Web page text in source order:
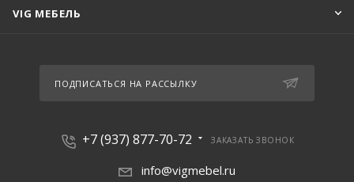
VIG МЕБЕЛЬ
ПОДПИСАТЬСЯ НА РАССЫЛКУ
+7 (937) 877-70-72 ЗАКАЗАТЬ ЗВОНОК
info@vigmebel.ru